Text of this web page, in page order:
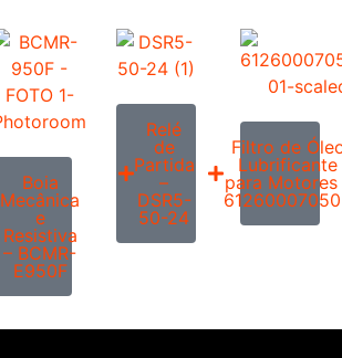
Boia
Mecânica
e
Resistiva
– BCMR-
E950F
Relé
de
Partida
–
DSR5-
50-24
Filtro de
Lubrificante
para Motores